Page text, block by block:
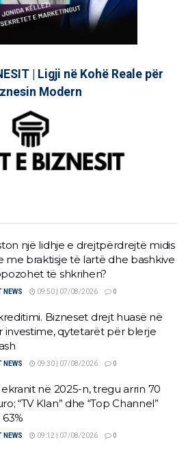
| Ligji në Kohë Reale për
Modern
një lidhje e drejtpërdrejtë midis
me braktisje të lartë dhe bashkive
të shkrihen?
NEWS 09:50 | 07/08/2026 0
Bizneset drejt huasë në
investime, qytetarët për blerje
NEWS 09:30 | 07/08/2026 0
ekranit në 2025-n, tregu arrin 70
“TV Klan” dhe “Top Channel”
NEWS 09:12 | 07/08/2026 0